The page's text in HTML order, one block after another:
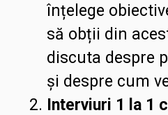
înțelege
să obții din
discuta despre
și despre cum
Interviuri 1 la 1